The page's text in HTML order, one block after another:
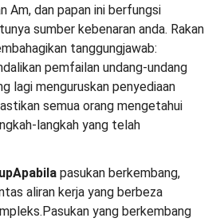
Am, dan papan ini berfungsi
sumber kebenaran anda. Rakan
tanggungjawab:
pemfailan undang-undang
lagi menguruskan penyediaan
semua orang mengetahui
langkah yang telah
pasukan berkembang,
aliran kerja yang berbeza
yang berkembang